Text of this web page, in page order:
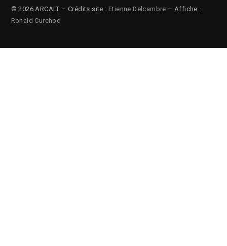
© 2026 ARCALT – Crédits site : Etienne Delcambre – Affiche :
Ronald Curchod